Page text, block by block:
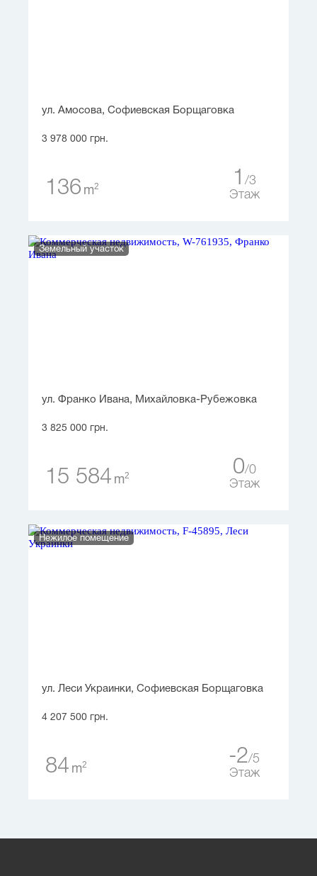
ул. Амосова, Софиевская Борщаговка
3 978 000 грн.
136 m2 1
3
Этаж
Земельный участок
ул. Франко Ивана, Михайловка-Рубежовка
3 825 000 грн.
15 584 m2 0 0
Этаж
Нежилое помещение
ул. Леси Украинки, Софиевская Борщаговка
4 207 500 грн.
84 m2 -2 5
Этаж